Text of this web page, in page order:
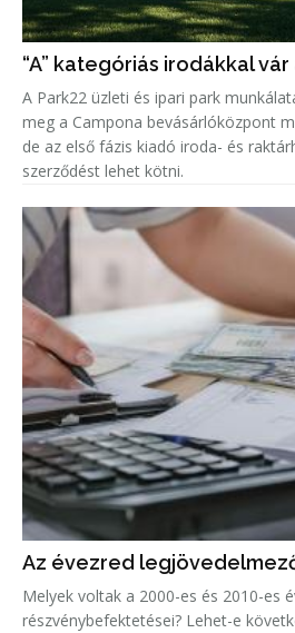
“A” kategóriás irodákkal vár
A Park22 üzleti és ipari park
meg a Campona bevásárlóközpont
de az első fázis kiadó iroda- és
szerződést lehet kötni.
Az évezred
Melyek voltak a 2000-es és 2010-es
részvénybefektetései? Lehet-e